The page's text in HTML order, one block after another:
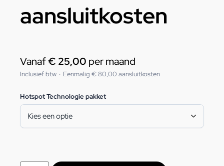
aansluitkosten
Vanaf€ 25,00 per maand
Inclusief btw · Eenmalig €80,00 aansluitkosten
Hotspot Technologie pakket